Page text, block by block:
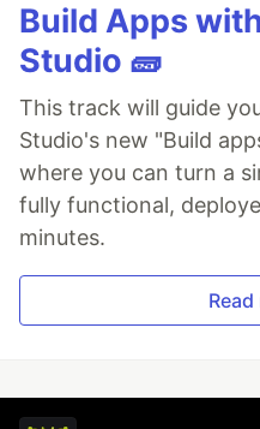
Build Apps
Studio 🧱
This track will guide
Studio's new "Build
where you can turn a
fully functional,
minutes.